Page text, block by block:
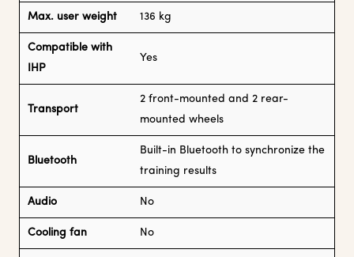
Max. user weight 136 kg
Compatible with
IHP
Yes
Transport
2 front-mounted and 2 rear-
mounted wheels
Bluetooth
Built-in Bluetooth to synchronize the
training results
Audio No
Cooling fan No